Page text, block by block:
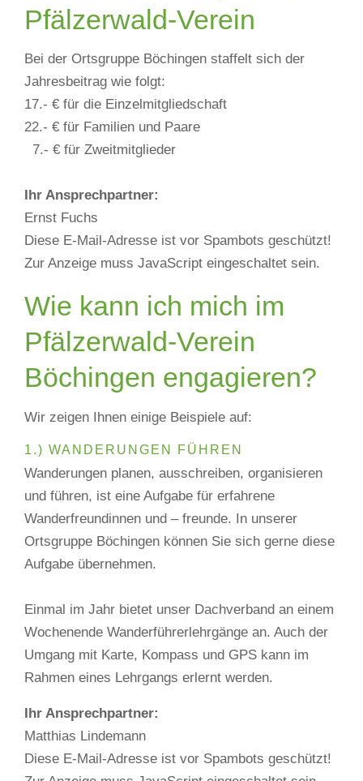
Pfälzerwald-Verein
Bei der Ortsgruppe Böchingen staffelt sich der
Jahresbeitrag wie folgt:
17.- € für die Einzelmitgliedschaft
22.- € für Familien und Paare
7.- € für Zweitmitglieder
Ihr Ansprechpartner:
Ernst Fuchs
Diese E-Mail-Adresse ist vor Spambots geschützt!
Zur Anzeige muss JavaScript eingeschaltet sein.
Wie kann ich mich im
Pfälzerwald-Verein
Böchingen engagieren?
Wir zeigen Ihnen einige Beispiele auf:
1.) WANDERUNGEN FÜHREN
Wanderungen planen, ausschreiben, organisieren
und führen, ist eine Aufgabe für erfahrene
Wanderfreundinnen und – freunde. In unserer
Ortsgruppe Böchingen können Sie sich gerne diese
Aufgabe übernehmen.
Einmal im Jahr bietet unser Dachverband an einem
Wochenende Wanderführerlehrgänge an. Auch der
Umgang mit Karte, Kompass und GPS kann im
Rahmen eines Lehrgangs erlernt werden.
Ihr Ansprechpartner:
Matthias Lindemann
Diese E-Mail-Adresse ist vor Spambots geschützt!